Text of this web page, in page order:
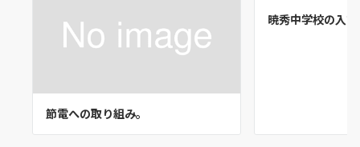
節電への取り組み。
暁秀中学校の入